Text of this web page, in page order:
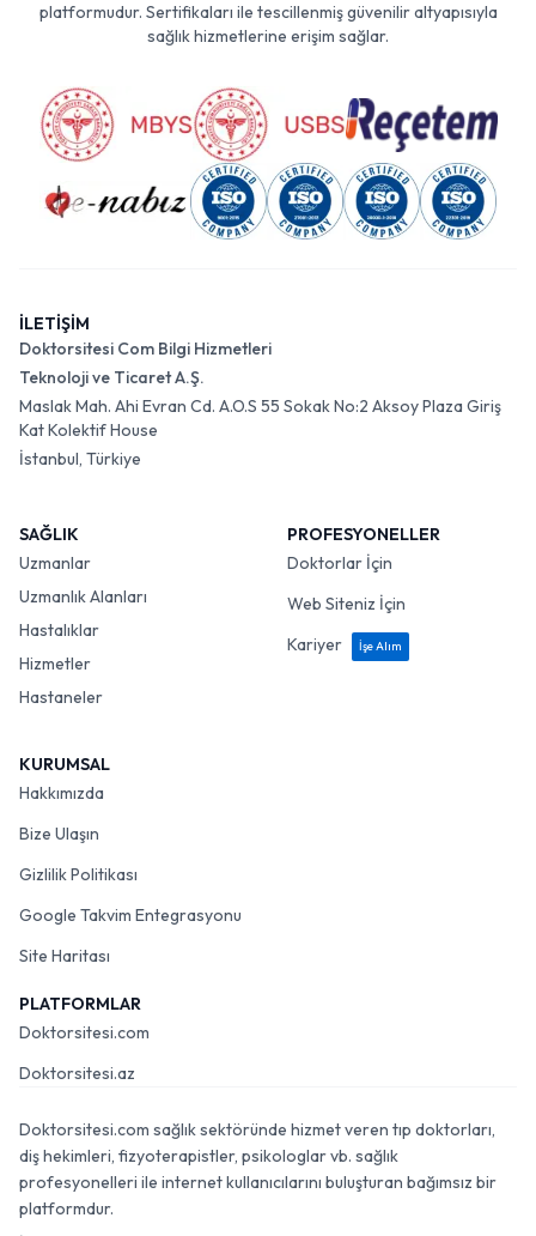
platformudur. Sertifikaları ile tescillenmiş güvenilir altyapısıyla
sağlık hizmetlerine erişim sağlar.
İLETİŞİM
Doktorsitesi Com Bilgi Hizmetleri
Teknoloji ve Ticaret A.Ş.
Maslak Mah. Ahi Evran Cd. A.O.S 55 Sokak No:2 Aksoy Plaza Giriş
Kat Kolektif House
İstanbul, Türkiye
SAĞLIK
Uzmanlar
Uzmanlık Alanları
Hastalıklar
Hizmetler
Hastaneler
PROFESYONELLER
Doktorlar İçin
Web Siteniz İçin
Kariyer
İşe Alım
KURUMSAL
Hakkımızda
Bize Ulaşın
Gizlilik Politikası
Google Takvim Entegrasyonu
Site Haritası
PLATFORMLAR
Doktorsitesi.com
Doktorsitesi.az
Doktorsitesi.com sağlık sektöründe hizmet veren tıp doktorları,
diş hekimleri, fizyoterapistler, psikologlar vb. sağlık
profesyonelleri ile internet kullanıcılarını buluşturan bağımsız bir
platformdur.